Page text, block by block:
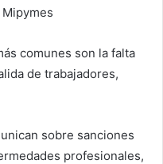
comunes son la falta
de trabajadores,
sobre sanciones
profesionales,